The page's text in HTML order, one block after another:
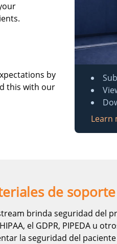
by
this with our
Learn
de
brinda seguridad del
el GDPR, PIPEDA u
la seguridad del